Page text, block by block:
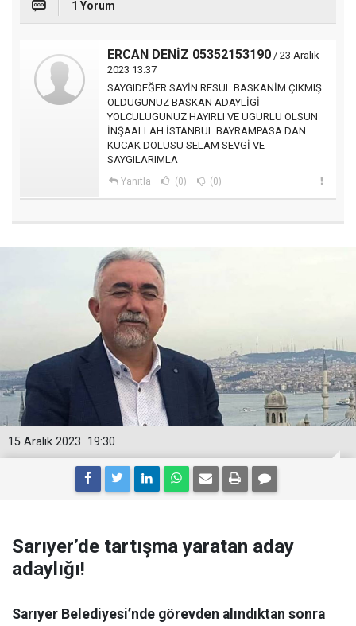
1 Yorum
ERCAN DENİZ 05352153190 / 23 Aralık
2023 13:37
SAYGIDEĞER SAYİN RESUL BASKANİM ÇIKMIŞ
OLDUGUNUZ BASKAN ADAYLİGİ
YOLCULUGUNUZ HAYIRLI VE UGURLU OLSUN
İNŞAALLAH İSTANBUL BAYRAMPASA DAN
KUCAK DOLUSU SELAM SEVGİ VE
SAYGILARIMLA
Yanıtla (0) (0)
19:30
15 Aralık 2023
Sarıyer’de tartışma yaratan aday
adaylığı!
Sarıyer Belediyesi’nde görevden alındıktan sonra